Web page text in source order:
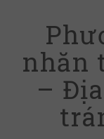
nhăn
–